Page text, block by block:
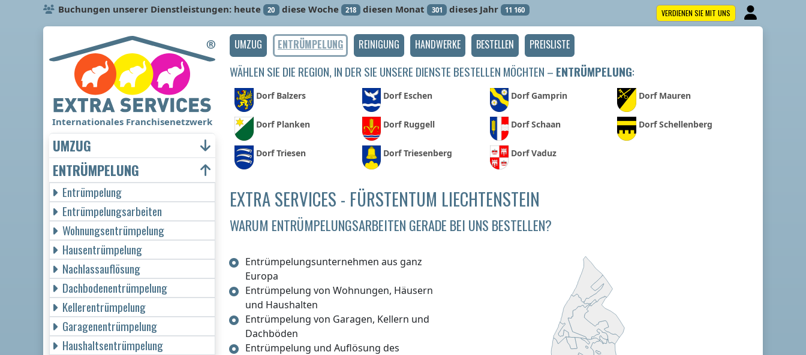
Buchungen unserer Dienstleistungen: heute 20 diese Woche 218 diesen Monat 301 dieses Jahr 11 160 VERDIENEN SIE MIT UNS
UMZUG ENTRÜMPELUNG REINIGUNG HANDWERKE BESTELLEN PREISLISTE
WÄHLEN SIE DIE REGION, IN DER SIE UNSERE DIENSTE BESTELLEN MÖCHTEN – ENTRÜMPELUNG:
Dorf Balzers Dorf Eschen Dorf Gamprin Dorf Mauren
Dorf Planken Dorf Ruggell Dorf Schaan Dorf Schellenberg
Dorf Triesen Dorf Triesenberg Dorf Vaduz
EXTRA SERVICES - FÜRSTENTUM LIECHTENSTEIN
WARUM ENTRÜMPELUNGSARBEITEN GERADE BEI UNS BESTELLEN?
Entrümpelungsunternehmen aus ganz
Europa
Entrümpelung von Wohnungen, Häusern
und Haushalten
Entrümpelung von Garagen, Kellern und
Dachböden
Entrümpelung und Auflösung des
Internationales Franchisenetzwerk
UMZUG
ENTRÜMPELUNG
Entrümpelung
Entrümpelungsarbeiten
Wohnungsentrümpelung
Hausentrümpelung
Nachlassauflösung
Dachbodenentrümpelung
Kellerentrümpelung
Garagenentrümpelung
Haushaltsentrümpelung